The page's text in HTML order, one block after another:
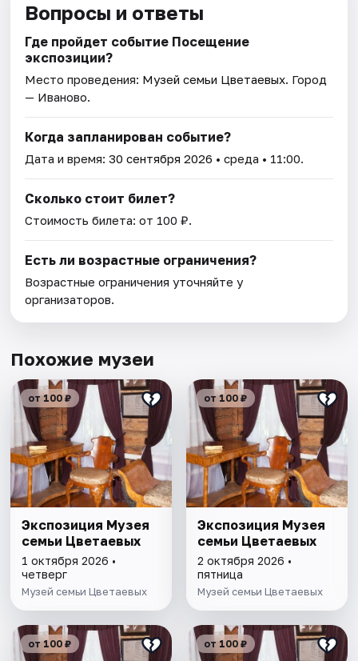
Вопросы и ответы
Где пройдет событие Посещение
экспозиции?
Место проведения: Музей семьи Цветаевых. Город
— Иваново.
Когда запланирован событие?
Дата и время:30 сентября 2026 • среда • 11:00.
Сколько стоит билет?
Стоимость билета: от 100 ₽.
Есть ли возрастные ограничения?
Возрастные ограничения уточняйте у
организаторов.
Похожие музеи
от 100 ₽
Экспозиция Музея
семьи Цветаевых
1 октября 2026 •
четверг
Музей семьи Цветаевых
от 100 ₽
Экспозиция Музея
семьи Цветаевых
2 октября 2026 •
пятница
Музей семьи Цветаевых
от 100 ₽ от 100 ₽